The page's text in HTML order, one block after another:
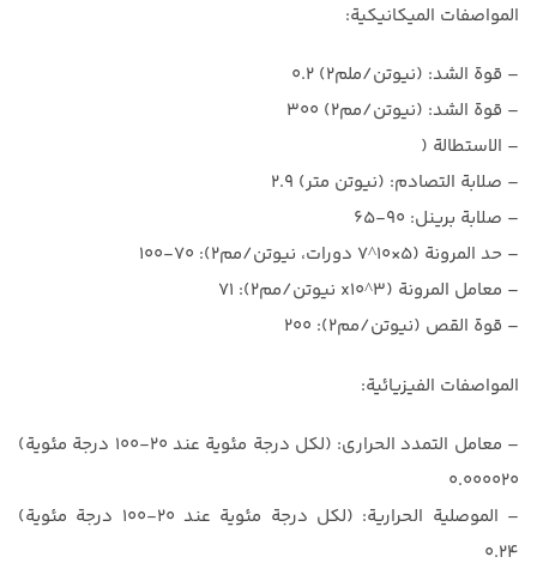
المواصفات الميكانيكية:
– قوة الشد: (نيوتن/ملم2) 0.2
– قوة الشد: (نيوتن/مم2) 300
– الاستطالة (
– صلابة التصادم: (نيوتن متر) 2.9
– صلابة برينل: 90-65
– حد المرونة (5×10^7 دورات، نيوتن/مم2): 70-100
– معامل المرونة (x10^3 نيوتن/مم2): 71
– قوة القص (نيوتن/مم2): 200
المواصفات الفيزيائية:
– معامل التمدد الحراري: (لكل درجة مئوية عند 20-100 درجة مئوية)
0.000020
– الموصلية الحرارية: (لكل درجة مئوية عند 20-100 درجة مئوية)
0.24